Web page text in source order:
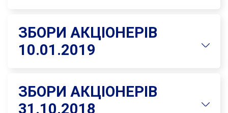
ЗБОРИ АКЦІОНЕРІВ
10.01.2019
ЗБОРИ АКЦІОНЕРІВ
31.10.2018